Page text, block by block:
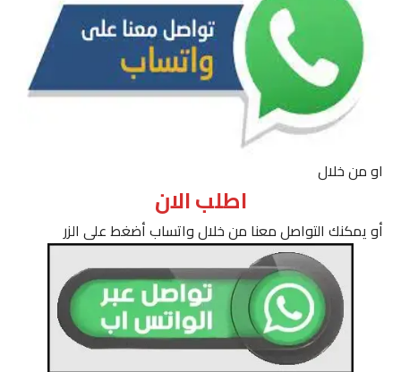
او من خلال
اطلب الان
أو يمكنك التواصل معنا من خلال واتساب أضغط على الزر